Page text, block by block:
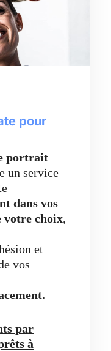
pour
portrait
un service
dans vos
votre choix,
et
vos
par
à